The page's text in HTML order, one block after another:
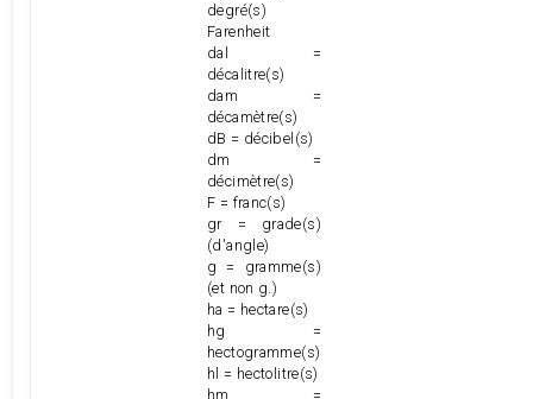
degré(s)
Farenheit
dal =
décalitre(s)
dam =
décamètre(s)
dB = décibel(s)
dm =
décimètre(s)
F = franc(s)
gr = grade(s)
(d'angle)
g = gramme(s)
(et non g.)
ha = hectare(s)
hg =
hectogramme(s)
hl = hectolitre(s)
hm =